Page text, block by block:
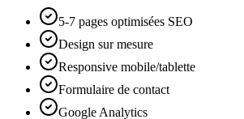
5-7 pages optimisées SEO
Design sur mesure
Responsive mobile/tablette
Formulaire de contact
Google Analytics